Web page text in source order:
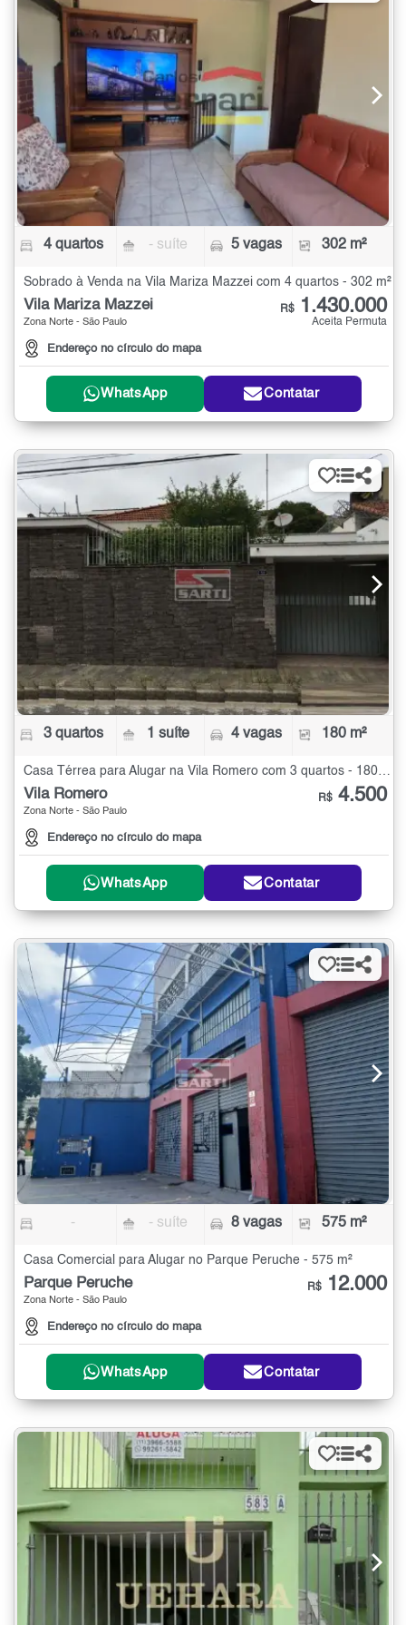
4 quartos - suíte 5 vagas 302 m²
Sobrado à Venda na Vila Mariza Mazzei com 4 quartos - 302 m²
Vila Mariza Mazzei
Zona Norte - São Paulo
Endereço no círculo do mapa
R$ 1.430.000
Aceita Permuta
WhatsApp Contatar
3 quartos 1 suíte 4 vagas 180 m²
Casa Térrea para Alugar na Vila Romero com 3 quartos - 180 m²
Vila Romero
Zona Norte - São Paulo
Endereço no círculo do mapa
R$ 4.500
WhatsApp Contatar
- - suíte 8 vagas 575 m²
Casa Comercial para Alugar no Parque Peruche - 575 m²
Parque Peruche
Zona Norte - São Paulo
Endereço no círculo do mapa
R$ 12.000
WhatsApp Contatar